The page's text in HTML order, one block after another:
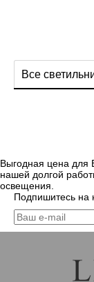
Все
Выгодная цена для
нашей долгой
освещения.
Подпишитесь на